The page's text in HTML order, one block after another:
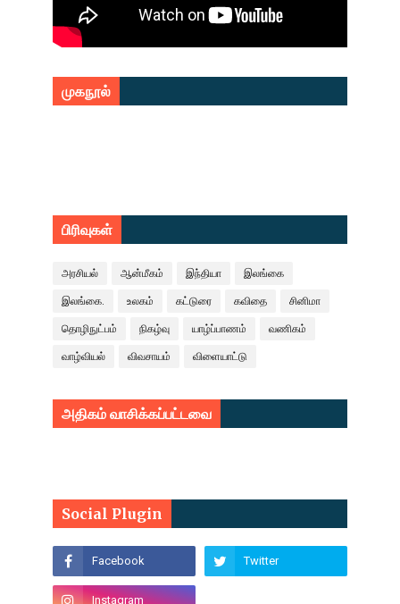
முகநூல்
பிரிவுகள்
அரசியல் ஆன்மீகம் இந்தியா இலங்கை
இலங்கை. உலகம் கட்டுரை கவிதை சினிமா
தொழிநுட்பம் நிகழ்வு யாழ்ப்பாணம் வணிகம்
வாழ்வியல் விவசாயம் விளையாட்டு
அதிகம் வாசிக்கப்பட்டவை
Social Plugin